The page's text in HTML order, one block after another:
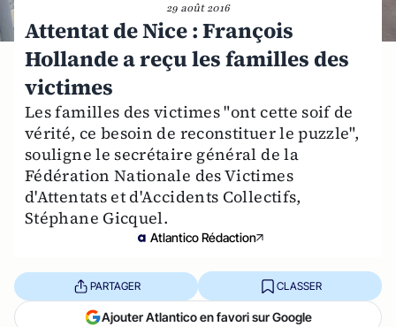
29 août 2016
Attentat de Nice : François
Hollande a reçu les familles des
victimes
Les familles des victimes "ont cette soif de
vérité, ce besoin de reconstituer le puzzle",
souligne le secrétaire général de la
Fédération Nationale des Victimes
d'Attentats et d'Accidents Collectifs,
Stéphane Gicquel.
Atlantico Rédaction
PARTAGER CLASSER
Ajouter Atlantico en favori sur Google